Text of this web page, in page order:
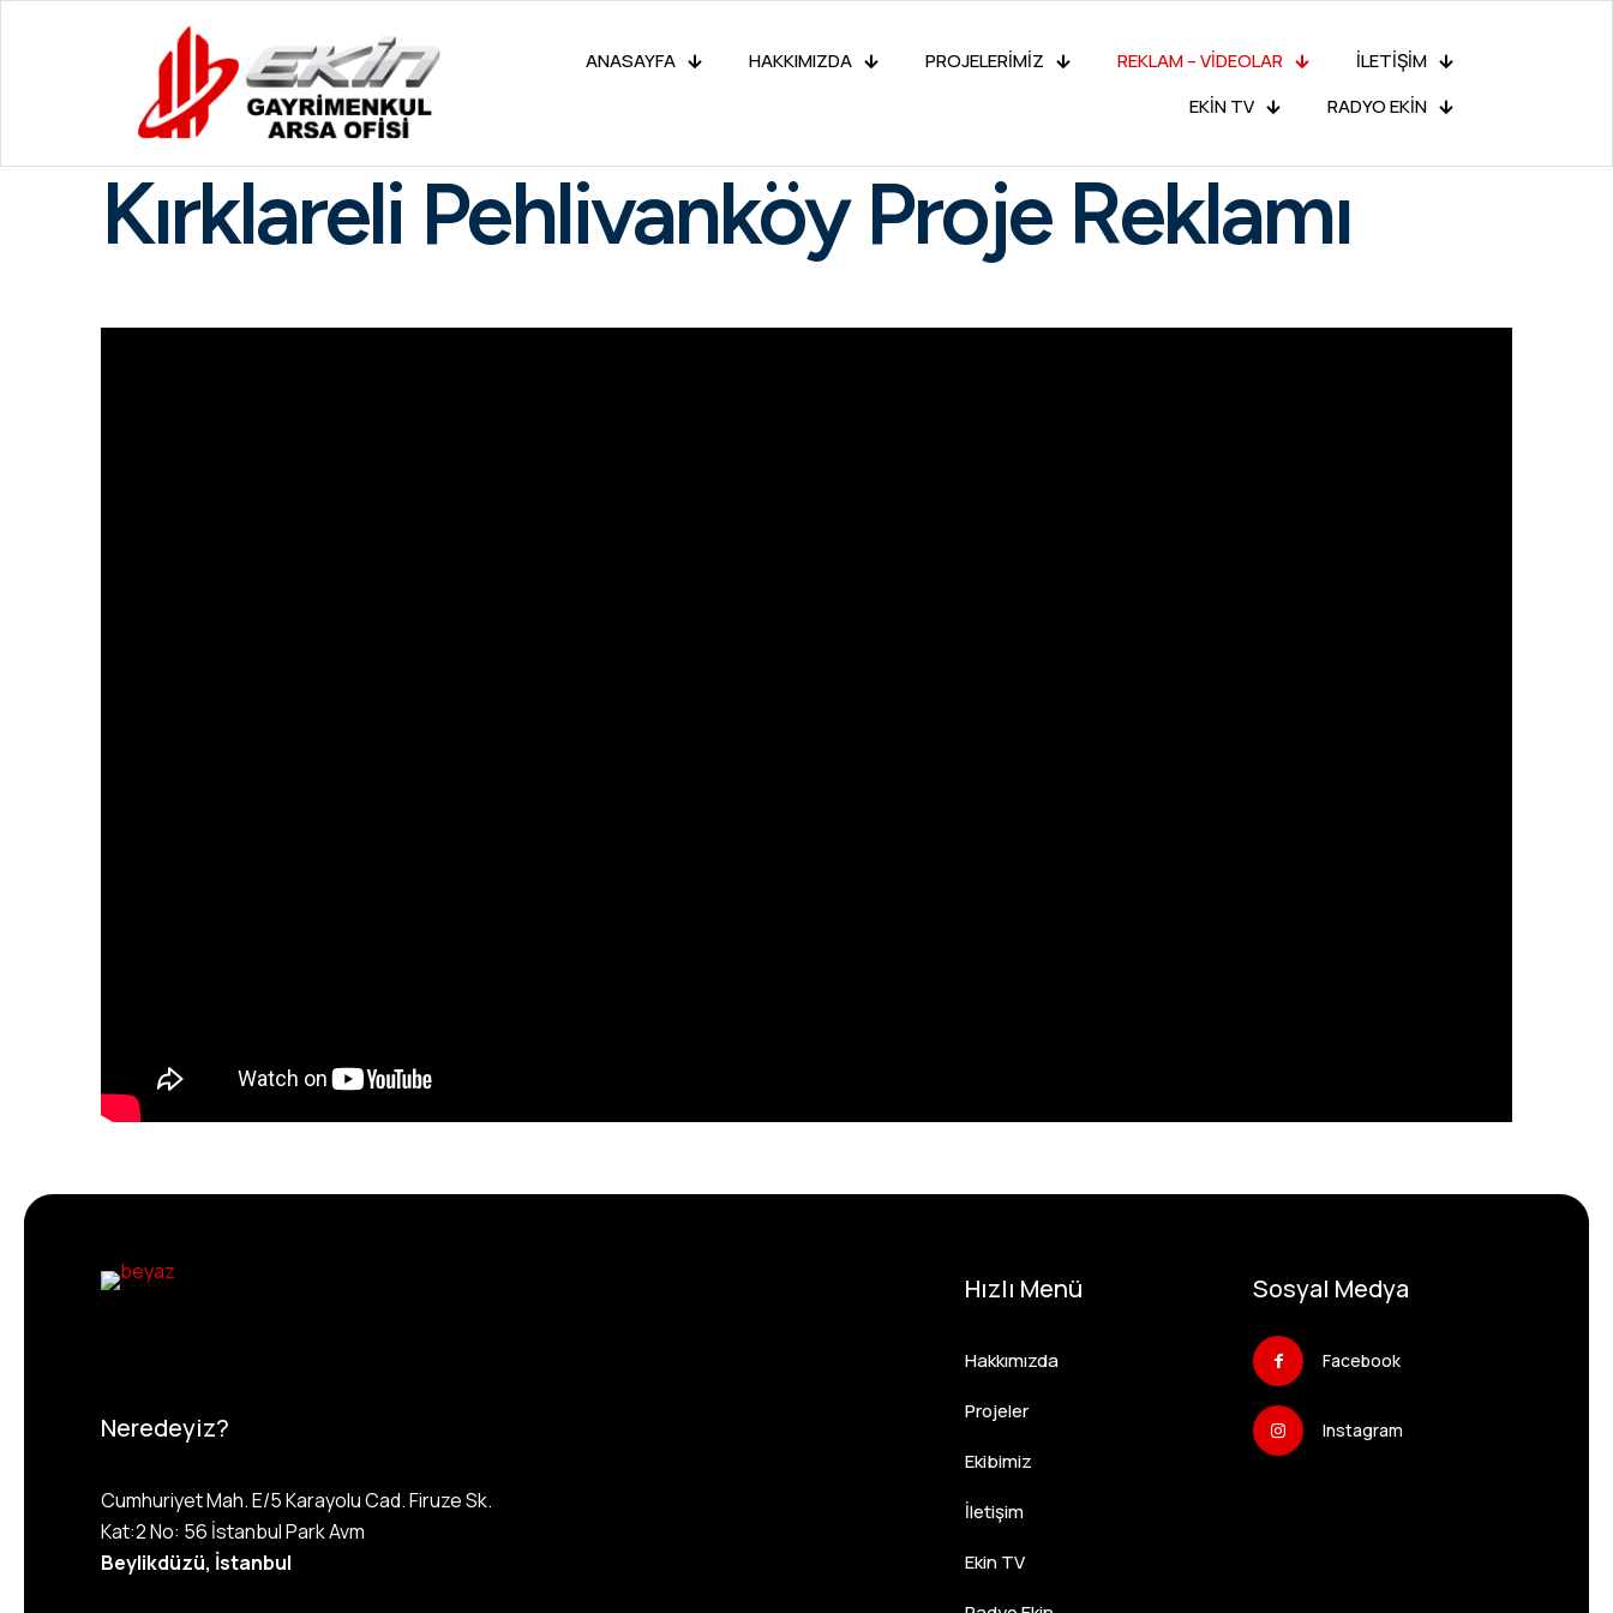
ANASAYFA HAKKIMIZDA PROJELERİMİZ REKLAM – VİDEOLAR
İLETİŞİM
EKİN TV
RADYO EKİN
Kırklareli Pehlivanköy Proje Reklamı
Neredeyiz?
Cumhuriyet Mah. E/5 Karayolu Cad. Firuze Sk.
Kat:2 No: 56 İstanbul Park Avm
Beylikdüzü, İstanbul
Hızlı Menü
Hakkımızda
Projeler
Ekibimiz
İletişim
Ekin TV
Sosyal Medya
Facebook
Instagram